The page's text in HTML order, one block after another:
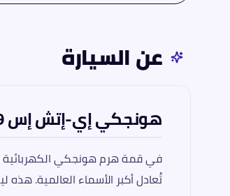
عن السيارة
هونجكي إي-إتش إس 9 2026 — ملك الطريق الصامت
في قمة هرم هونجكي
تُعادل أكبر الأسماء العالمية.